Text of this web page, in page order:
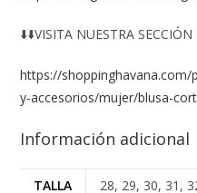
⬇️⬇️VISITA NUESTRA
https://
y-accesorios/mujer/blusa-
Información adicional
TALLA 28, 29, 30, 31,